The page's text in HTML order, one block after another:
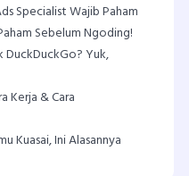
Specialist Wajib Paham
Sebelum Ngoding!
DuckDuckGo? Yuk,
Kerja & Cara
Kuasai, Ini Alasannya